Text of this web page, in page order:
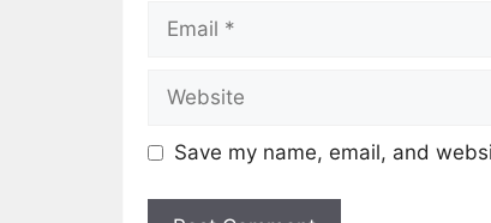
Save my name, email, and